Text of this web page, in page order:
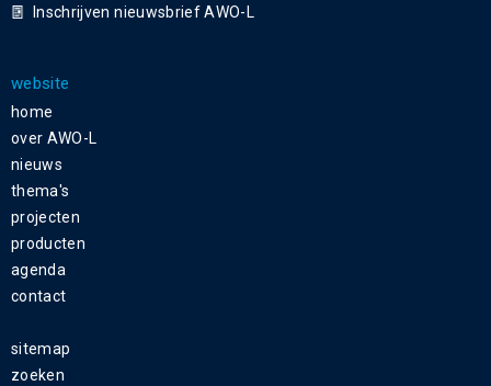
Inschrijven nieuwsbrief AWO-L
website
home
over AWO-L
nieuws
thema's
projecten
producten
agenda
contact
sitemap
zoeken